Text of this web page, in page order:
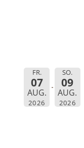
FR.
07
AUG.
2026
SO.
09
AUG.
2026